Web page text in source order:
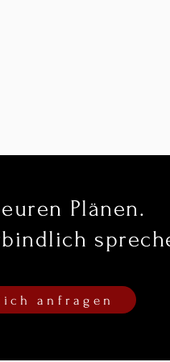
Plänen.
anfragen